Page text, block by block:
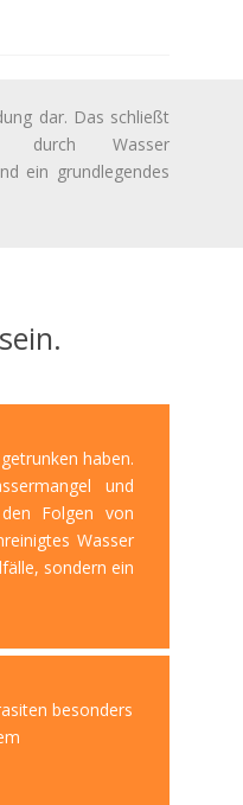
dar. Das schließt
durch Wasser
ein grundlegendes
haben.
und
Folgen von
Wasser
sondern ein
besonders